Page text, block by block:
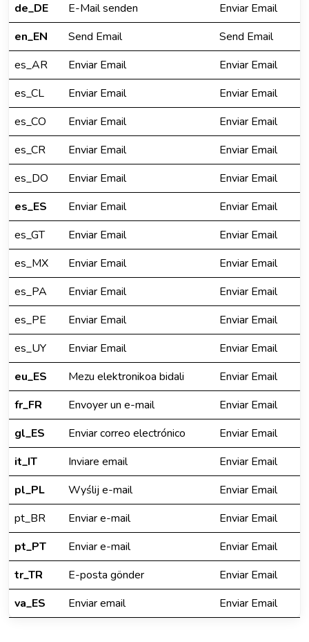
de_DE
E-Mail senden
Enviar Email
en_EN
Send Email
Send Email
es_AR
Enviar Email
Enviar Email
es_CL
Enviar Email
Enviar Email
es_CO
Enviar Email
Enviar Email
es_CR
Enviar Email
Enviar Email
es_DO
Enviar Email
Enviar Email
es_ES
Enviar Email
Enviar Email
es_GT
Enviar Email
Enviar Email
es_MX
Enviar Email
Enviar Email
es_PA
Enviar Email
Enviar Email
es_PE
Enviar Email
Enviar Email
es_UY
Enviar Email
Enviar Email
eu_ES
Mezu elektronikoa bidali
Enviar Email
fr_FR
Envoyer un e-mail
Enviar Email
gl_ES
Enviar correo electrónico
Enviar Email
it_IT
Inviare email
Enviar Email
pl_PL
Wyślij e-mail
Enviar Email
pt_BR
Enviar e-mail
Enviar Email
pt_PT
Enviar e-mail
Enviar Email
tr_TR
E-posta gönder
Enviar Email
va_ES
Enviar email Enviar Email